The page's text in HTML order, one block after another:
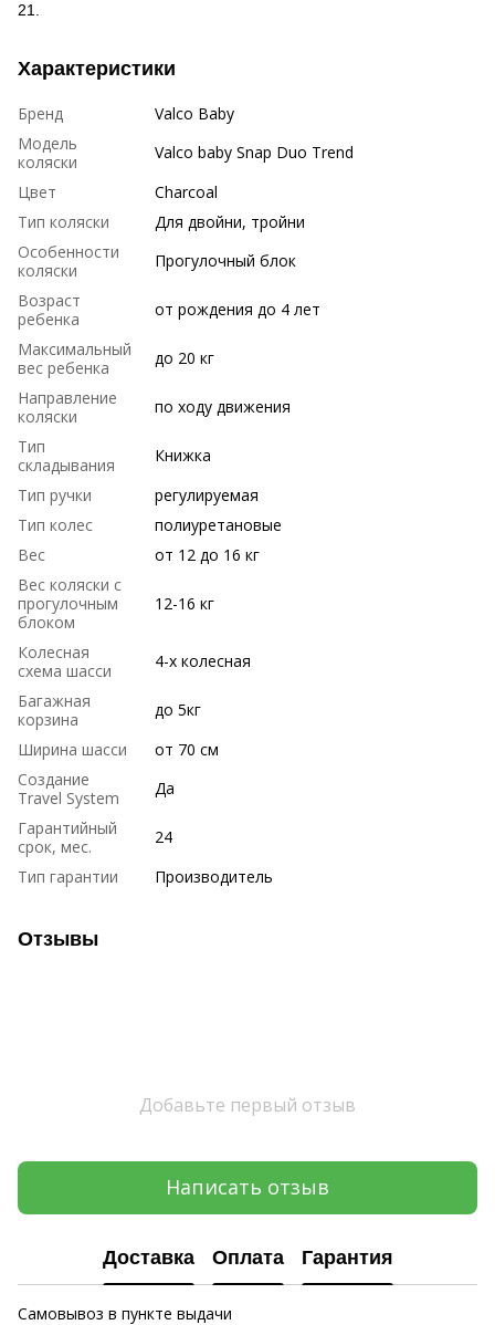
21.
Характеристики
Бренд
Valco Baby
Модель
коляски
Valco baby Snap Duo Trend
Цвет
Charcoal
Тип коляски
Для двойни, тройни
Особенности
коляски
Прогулочный блок
Возраст
ребенка
от рождения до 4 лет
Максимальный
вес ребенка
до 20 кг
Направление
коляски
по ходу движения
Тип
складывания
Книжка
Тип ручки
регулируемая
Тип колес
полиуретановые
Вес
от 12 до 16 кг
Вес коляски с
прогулочным
блоком
12-16 кг
Колесная
схема шасси
4-х колесная
Багажная
корзина
до 5кг
Ширина шасси
от 70 см
Создание
Travel System
Да
Гарантийный
срок, мес.
24
Тип гарантии
Производитель
Отзывы
Добавьте первый отзыв
Написать отзыв
Доставка Оплата Гарантия
Самовывоз в пункте выдачи